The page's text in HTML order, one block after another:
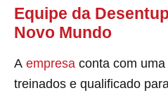
Equipe da
Novo Mundo
A empresa conta com
treinados e qualificado